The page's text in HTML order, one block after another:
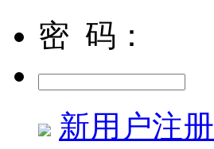
密 码：
新用户注册